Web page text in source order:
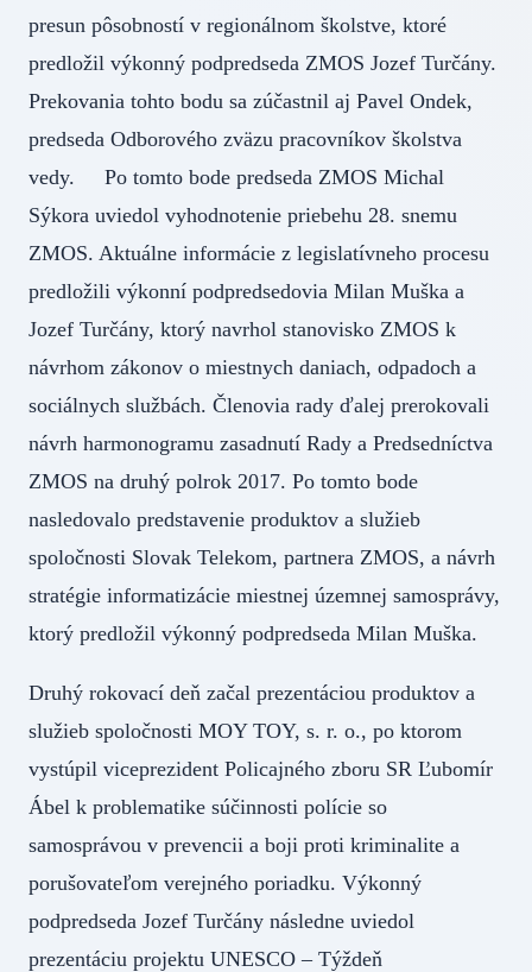
presun pôsobností v regionálnom školstve, ktoré
predložil výkonný podpredseda ZMOS Jozef Turčány.
Prekovania tohto bodu sa zúčastnil aj Pavel Ondek,
predseda Odborového zväzu pracovníkov školstva
vedy. Po tomto bode predseda ZMOS Michal
Sýkora uviedol vyhodnotenie priebehu 28. snemu
ZMOS. Aktuálne informácie z legislatívneho procesu
predložili výkonní podpredsedovia Milan Muška a
Jozef Turčány, ktorý navrhol stanovisko ZMOS k
návrhom zákonov o miestnych daniach, odpadoch a
sociálnych službách. Členovia rady ďalej prerokovali
návrh harmonogramu zasadnutí Rady a Predsedníctva
ZMOS na druhý polrok 2017. Po tomto bode
nasledovalo predstavenie produktov a služieb
spoločnosti Slovak Telekom, partnera ZMOS, a návrh
stratégie informatizácie miestnej územnej samosprávy,
ktorý predložil výkonný podpredseda Milan Muška.
Druhý rokovací deň začal prezentáciou produktov a
služieb spoločnosti MOY TOY, s. r. o., po ktorom
vystúpil viceprezident Policajného zboru SR Ľubomír
Ábel k problematike súčinnosti polície so
samosprávou v prevencii a boji proti kriminalite a
porušovateľom verejného poriadku. Výkonný
podpredseda Jozef Turčány následne uviedol
prezentáciu projektu UNESCO – Týždeň